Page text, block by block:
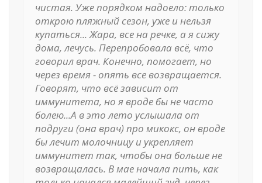
чистая. Уже порядком надоело: только
открою пляжный сезон, уже и нельзя
купаться... Жара, все на речке, а я сижу
дома, лечусь. Перепробовала всё, что
говорил врач. Конечно, помогает, но
через время - опять все возвращается.
Говорят, что всё зависит от
иммунитета, но я вроде бы не часто
болею...А в это лето услышала от
подруги (она врач) про микокс, он вроде
бы лечит молочницу и укрепляет
иммунитет так, чтобы она больше не
возвращалась. В мае начала пить, как